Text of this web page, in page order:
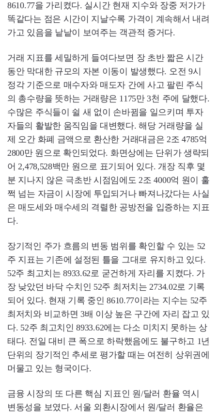
8610.77을 가리켰다. 실시간 현재 지수와 장중 저가가
똑같다는 점은 시간이 지날수록 가격이 계속해서 내려
가고 있음을 낱낱이 보여주는 객관적 증거다.
거래 지표를 세밀하게 들여다보면 장 초반 짧은 시간
동안 막대한 규모의 자본 이동이 발생했다. 오전 9시
정각 기준으로 매수자와 매도자 간에 사고 팔린 주식
의 총수량을 뜻하는 거래량은 1175만 3천 주에 달했다.
수많은 주식들이 쉴 새 없이 손바뀜을 일으키며 투자
자들의 활발한 움직임을 대변했다. 해당 거래량을 실
제 오간 화폐 금액으로 환산한 거래대금은 2조 4785억
2800만 원으로 확인되었다. 화면상에는 단위가 생략되
어 2,478,528백만 원으로 표기되어 있다. 개장 직후 몇
분 지나지 않은 극초반 시점임에도 2조 4000억 원이 훌
쩍 넘는 자금이 시장에 투입되거나 빠져나갔다는 사실
은 매도세와 매수세의 격렬한 공방전을 입증하는 지표
다.
장기적인 주가 흐름의 변동 범위를 확인할 수 있는 52
주 지표는 기존에 설정된 틀을 그대로 유지하고 있다.
52주 최고치는 8933.62로 굳건하게 자리를 지켰다. 가
장 낮았던 바닥 수치인 52주 최저치는 2734.02로 기록
되어 있다. 현재 기록 중인 8610.77이라는 지수는 52주
최저치와 비교하면 3배 이상 높은 구간에 자리 잡고 있
다. 52주 최고치인 8933.62에는 다소 미치지 못하는 상
태다. 전일 대비 큰 폭으로 하락했음에도 불구하고 1년
단위의 장기적인 추세로 평가할 때는 여전히 상위권에
머물고 있는 형국이다.
금융 시장의 또 다른 핵심 지표인 원/달러 환율 역시
변동성을 보였다. 서울 외환시장에서 원/달러 환율은